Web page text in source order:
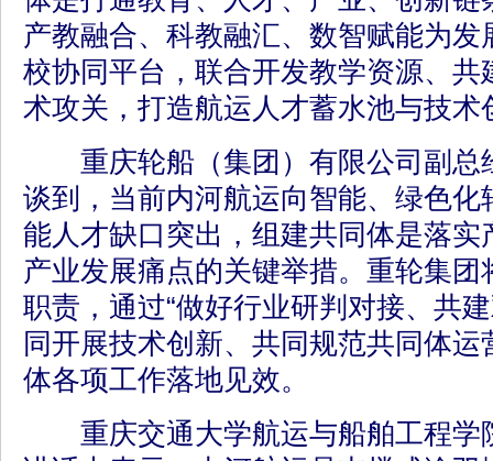
产教融合、科教融汇、数智赋能为
校协同平台，联合开发教学资源、共
术攻关，打造航运人才蓄水池与技术
重庆轮船（集团）有限公司副总
谈到，当前内河航运向智能、绿色化
能人才缺口突出，组建共同体是落实
产业发展痛点的关键举措。重轮集
职责，通过“做好行业研判对接、共
同开展技术创新、共同规范共同体运
体各项工作落地见效。
重庆交通大学航运与船舶工程学